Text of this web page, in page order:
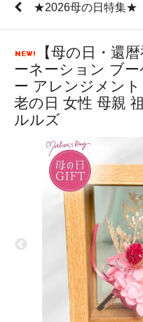
★2026母の日特集★
【母の日・還
ーネーション ブ
ー アレンジメン
老の日 女性 母親
ルルズ